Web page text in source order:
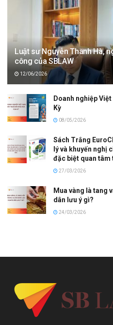
Luật sư Nguyễn Thanh Hà,
công của SBLAW
12/06/2026
Doanh nghiệp
Kỳ
08/05/2026
Sách Trắng
lý và khuyến nghị
đặc biệt quan tâm
27/03/2026
Mua vàng là tang
dân lưu ý gì?
24/03/2026